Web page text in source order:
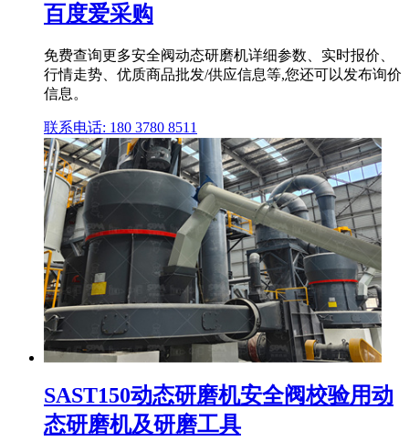
百度爱采购
免费查询更多安全阀动态研磨机详细参数、实时报价、
行情走势、优质商品批发/供应信息等,您还可以发布询价
信息。
联系电话: 180 3780 8511
SAST150动态研磨机安全阀校验用动
态研磨机及研磨工具